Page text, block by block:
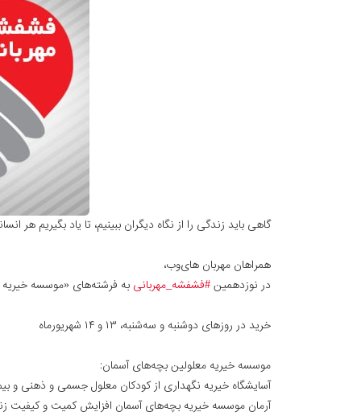
گاهی باید زندگی را از نگاه دیگران ببینیم، تا یاد بگیریم هر
همراهان مهربان های‌وب،
در نوزدهمین#فشفشه_مهربانی به فرشته‌های «موسسه
خرید در روزهای دوشنبه و سه‌شنبه، ۱۳ و ۱۴ شهریورماه
موسسه خيريه معلولین بچه‌های آسمان:
آرمان موسسه خیریه بچه‌های آسمان افزایش کمیت و کیفیت